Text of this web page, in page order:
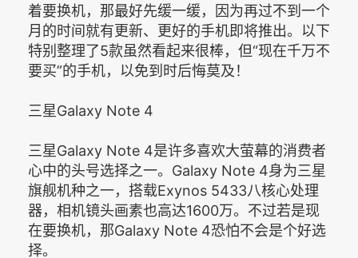
着要换机，那最好先缓一缓，因为再过不到一个
月的时间就有更新、更好的手机即将推出。以下
特别整理了5款虽然看起来很棒，但“现在千万不
要买”的手机，以免到时后悔莫及！
三星Galaxy Note 4
三星Galaxy Note 4是许多喜欢大萤幕的消费者
心中的头号选择之一。Galaxy Note 4身为三星
旗舰机种之一，搭载Exynos 5433八核心处理
器，相机镜头画素也高达1600万。不过若是现
在要换机，那Galaxy Note 4恐怕不会是个好选
择。